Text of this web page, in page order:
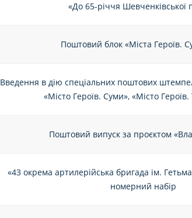
«До 65-річчя Шевченківської
Поштовий блок «Міста Героїв.
Введення в дію спеціальних поштових
«Місто Героїв. Суми», «Місто
Поштовий випуск за проєктом
«43 окрема артилерійська бригада ім.
номерний набір